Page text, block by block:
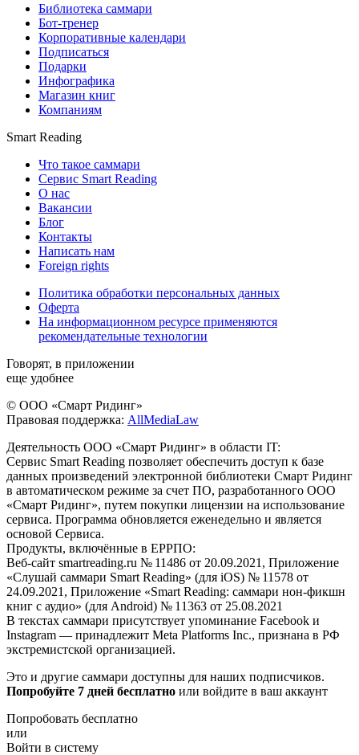
Библиотека саммари
Бот-тренер
Корпоративные календари
Подписаться
Подарки
Инфографика
Магазин книг
Компаниям
Smart Reading
Что такое саммари
Сервис Smart Reading
О нас
Вакансии
Блог
Контакты
Написать нам
Foreign rights
Политика обработки персональных данных
Оферта
На информационном ресурсе применяются
рекомендательные технологии
Говорят, в приложении
еще удобнее
© ООО «Смарт Ридинг»
Правовая поддержка: AllMediaLaw
Деятельность ООО «Смарт Ридинг» в области IT:
Сервис Smart Reading позволяет обеспечить доступ к базе
данных произведений электронной библиотеки Смарт Ридинг
в автоматическом режиме за счет ПО, разработанного ООО
«Смарт Ридинг», путем покупки лицензии на использование
сервиса. Программа обновляется еженедельно и является
основой Сервиса.
Продукты, включённые в ЕРРПО:
Веб-сайт smartreading.ru № 11486 от 20.09.2021, Приложение
«Слушай саммари Smart Reading» (для iOS) № 11578 от
24.09.2021, Приложение «Smart Reading: саммари нон-фикшн
книг с аудио» (для Android) № 11363 от 25.08.2021
В текстах саммари присутствует упоминание Facebook и
Instagram — принадлежит Meta Platforms Inc., признана в РФ
экстремистской организацией.
Это и другие саммари доступны для наших подписчиков.
Попробуйте 7 дней бесплатно или войдите в ваш аккаунт
Попробовать бесплатно
или
Войти в систему